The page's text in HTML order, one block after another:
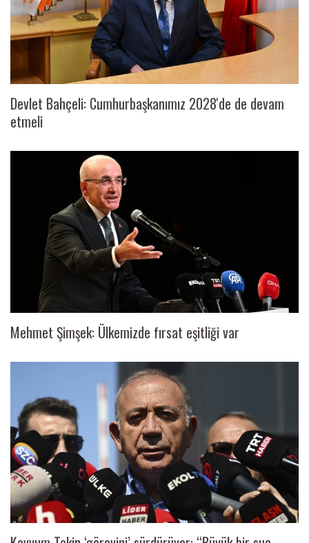
Devlet Bahçeli: Cumhurbaşkanımız 2028'de de devam
etmeli
Mehmet Şimşek: Ülkemizde fırsat eşitliği var